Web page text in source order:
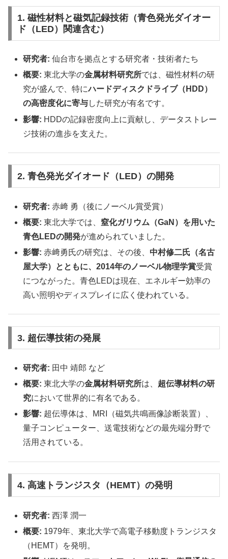
1. 磁性材料と磁気記録技術（青色発光ダイオー
ド（LED）関連含む）
研究者: 仙台市を拠点とする研究者・技術者たち
概要: 東北大学の金属材料研究所では、磁性材料の研
究が盛んで、特にハードディスクドライブ（HDD）
の高密度化に寄与した研究が有名です。
影響: HDDの記録密度向上に貢献し、データストレー
ジ技術の進歩を支えた。
2. 青色発光ダイオード（LED）の開発
研究者: 赤﨑 勇（後にノーベル賞受賞）
概要: 東北大学では、 窒化ガリウム（GaN）を用いた
青色LEDの開発が進められていました。
影響: 赤﨑勇氏の研究は、その後、 中村修二氏（名古
屋大学）とともに、2014年のノーベル物理学賞受賞
につながった。青色LEDは現在、エネルギー効率の
高い照明やディスプレイに広く使われている。
3. 超伝導技術の発展
研究者: 田中 靖郎 など
概要: 東北大学の金属材料研究所は、 超伝導材料の研
究において世界的に有名である。
影響: 超伝導体は、MRI（磁気共鳴画像診断装置）、
量子コンピューター、送電技術などの最先端分野で
活用されている。
4. 高速トランジスタ（HEMT）の発明
研究者: 西澤 潤一
概要: 1979年、東北大学で高電子移動度トランジスタ
（HEMT）を発明。